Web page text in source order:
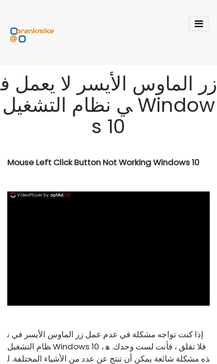
زر الماوس الأيسر لا يعمل ف
ي نظام التشغيل Window
s 10
Mouse Left Click Button Not Working Windows 10
إذا كنت تواجه مشكلة في عدم عمل زر الماوس الأيسر في ن
ظام التشغيل Windows 10 ، فلا تقلق ، فأنت لست وحدك. ه
ذه مشكلة شائعة يمكن أن تنتج عن عدد من الأشياء المختلفة. ل